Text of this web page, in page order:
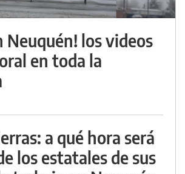
Neuquén! los videos
en toda la
a qué hora será
los estatales de sus